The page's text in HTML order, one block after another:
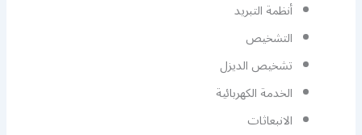
أنظمة التبريد
التشخيص
تشخيص الديزل
الخدمة الكهربائية
الانبعاثات